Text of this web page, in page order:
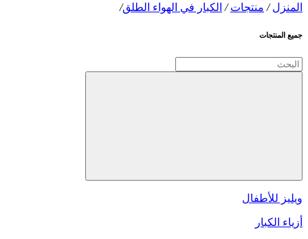
المنزل / منتجات / الكبار في الهواء الطلق/
جميع المنتجات
ويليز للأطفال
أزياء الكبار